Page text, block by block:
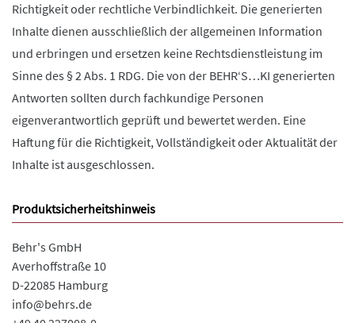
Richtigkeit oder rechtliche Verbindlichkeit. Die generierten
Inhalte dienen ausschließlich der allgemeinen Information
und erbringen und ersetzen keine Rechtsdienstleistung im
Sinne des § 2 Abs. 1 RDG. Die von der BEHR‘S…KI generierten
Antworten sollten durch fachkundige Personen
eigenverantwortlich geprüft und bewertet werden. Eine
Haftung für die Richtigkeit, Vollständigkeit oder Aktualität der
Inhalte ist ausgeschlossen.
Produktsicherheitshinweis
Behr's GmbH
Averhoffstraße 10
D-22085 Hamburg
info@behrs.de